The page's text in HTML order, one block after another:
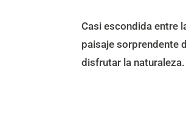
Casi escondida entre
paisaje sorprendente
disfrutar la naturaleza.